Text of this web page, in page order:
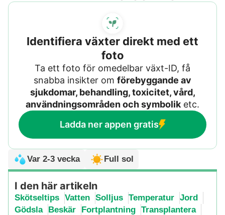
Identifiera växter direkt med ett
foto
Ta ett foto för omedelbar växt-ID, få
snabba insikter om förebyggande av
sjukdomar, behandling, toxicitet, vård,
användningsområden och symbolik etc.
Ladda ner appen gratis
Var 2-3 vecka Full sol
I den här artikeln
Skötseltips Vatten Solljus Temperatur Jord
Gödsla
Beskär Fortplantning Transplantera